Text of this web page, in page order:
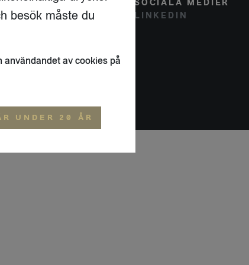
SOCIALA MEDIER
LINKEDIN
besök måste du
av cookies på
UNDER 20 ÅR